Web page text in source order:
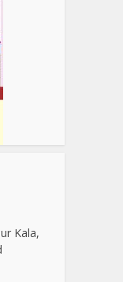
Kala,